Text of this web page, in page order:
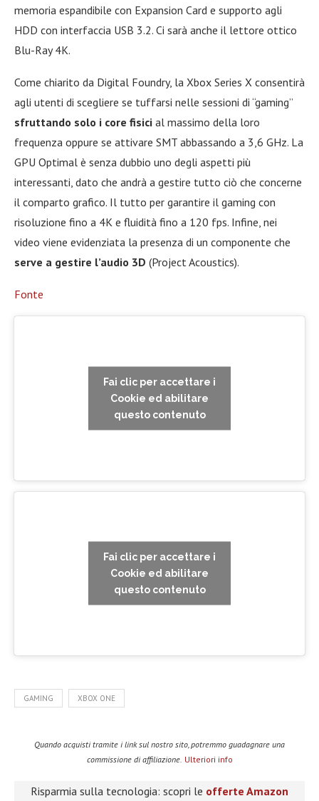
memoria espandibile con Expansion Card e supporto agli
HDD con interfaccia USB 3.2. Ci sarà anche il lettore ottico
Blu-Ray 4K.
Come chiarito da Digital Foundry, la Xbox Series X consentirà
agli utenti di scegliere se tuffarsi nelle sessioni di “gaming”
sfruttando solo i core fisici al massimo della loro
frequenza oppure se attivare SMT abbassando a 3,6 GHz. La
GPU Optimal è senza dubbio uno degli aspetti più
interessanti, dato che andrà a gestire tutto ciò che concerne
il comparto grafico. Il tutto per garantire il gaming con
risoluzione fino a 4K e fluidità fino a 120 fps. Infine, nei
video viene evidenziata la presenza di un componente che
serve a gestire l’audio 3D (Project Acoustics).
Fonte
Fai clic per accettare i
Cookie ed abilitare
questo contenuto
Fai clic per accettare i
Cookie ed abilitare
questo contenuto
GAMING XBOX ONE
Quando acquisti tramite i link sul nostro sito, potremmo guadagnare una
commissione di affiliazione. Ulteriori info
Risparmia sulla tecnologia: scopri le offerte Amazon